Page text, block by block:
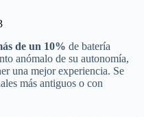
de un 10% de batería
anómalo de su autonomía,
una mejor experiencia. Se
más antiguos o con